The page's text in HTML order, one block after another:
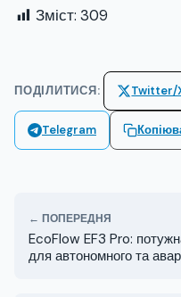
Зміст: 309
ПОДІЛИТИСЯ: Twitter/
Telegram
← ПОПЕРЕДНЯ
EcoFlow EF3 Pro:
для автономного та